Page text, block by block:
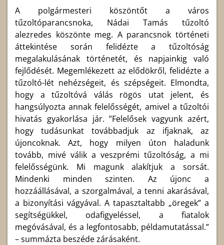
A polgármesteri köszöntőt a város
tűzoltóparancsnoka, Nádai Tamás tűzoltó
alezredes köszönte meg. A parancsnok történeti
áttekintése során felidézte a tűzoltóság
megalakulásának történetét, és napjainkig való
fejlődését. Megemlékezett az elődökről, felidézte a
tűzoltó-lét nehézségeit, és szépségeit. Elmondta,
hogy a tűzoltóvá válás rögös utat jelent, és
hangsúlyozta annak felelősségét, amivel a tűzoltói
hivatás gyakorlása jár. ”Felelősek vagyunk azért,
hogy tudásunkat továbbadjuk az ifjaknak, az
újoncoknak. Azt, hogy milyen úton haladunk
tovább, mivé válik a veszprémi tűzoltóság, a mi
felelősségünk. Mi magunk alakítjuk a sorsát.
Mindenki minden szinten. Az újonc a
hozzáállásával, a szorgalmával, a tenni akarásával,
a bizonyítási vágyával. A tapasztaltabb „öregek” a
segítségükkel, odafigyeléssel, a fiatalok
megóvásával, és a legfontosabb, példamutatással.”
– summázta beszéde zárásaként.